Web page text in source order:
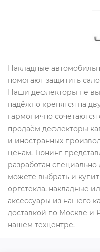
Накладные
помогают защитить
Наши дефлекторы не
надёжно крепятся на
гармонично
продаём дефлекторы
и иностранных
ценам. Тюнинг
разработан
можете выбрать и
оргстекла, накладные
аксессуары из нашего
доставкой по Москве и
нашем техцентре.